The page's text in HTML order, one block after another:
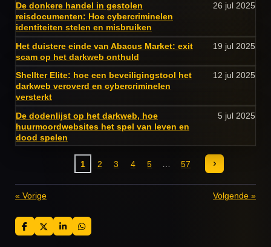
De donkere handel in gestolen
reisdocumenten: Hoe cybercriminelen
identiteiten stelen en misbruiken
26 jul 2025
Het duistere einde van Abacus Market: exit
scam op het darkweb onthuld
19 jul 2025
Shellter Elite: hoe een beveiligingstool het
darkweb veroverd en cybercriminelen
versterkt
12 jul 2025
De dodenlijst op het darkweb, hoe
huurmoordwebsites het spel van leven en
dood spelen
5 jul 2025
1 2 3 4 5 57
« Vorige Volgende »
D
e
D
e
S
h
D
e